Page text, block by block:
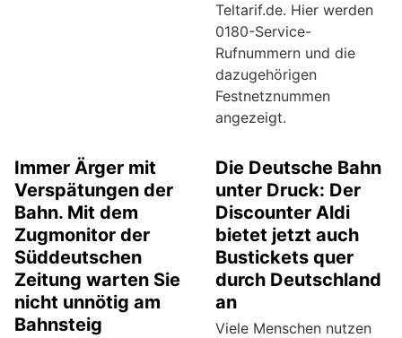
Teltarif.de. Hier werden
0180-Service-
Rufnummern und die
dazugehörigen
Festnetznummen
angezeigt.
Immer Ärger mit
Verspätungen der
Bahn. Mit dem
Zugmonitor der
Süddeutschen
Zeitung warten Sie
nicht unnötig am
Bahnsteig
Die Deutsche Bahn
unter Druck: Der
Discounter Aldi
bietet jetzt auch
Bustickets quer
durch Deutschland
an
Viele Menschen nutzen